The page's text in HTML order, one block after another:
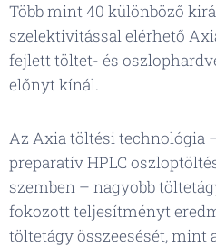
Több mint 40 különböző
szelektivitással elérhető
fejlett töltet- és
előnyt kínál.
Az Axia töltési technológia
preparatív HPLC
szemben – nagyobb
fokozott teljesítményt
töltetágy összeesését, mint